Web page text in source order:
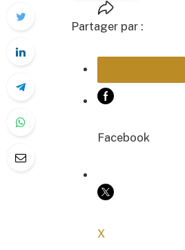
Partager par :
COPIER LE LIEN
Facebook
X